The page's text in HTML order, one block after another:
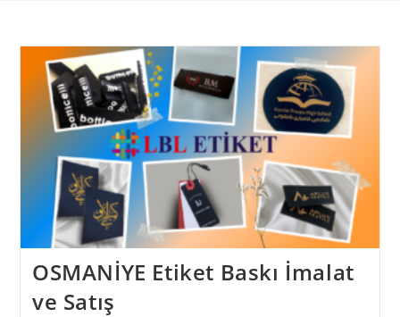
OSMANİYE Etiket Baskı İmalat
ve Satış